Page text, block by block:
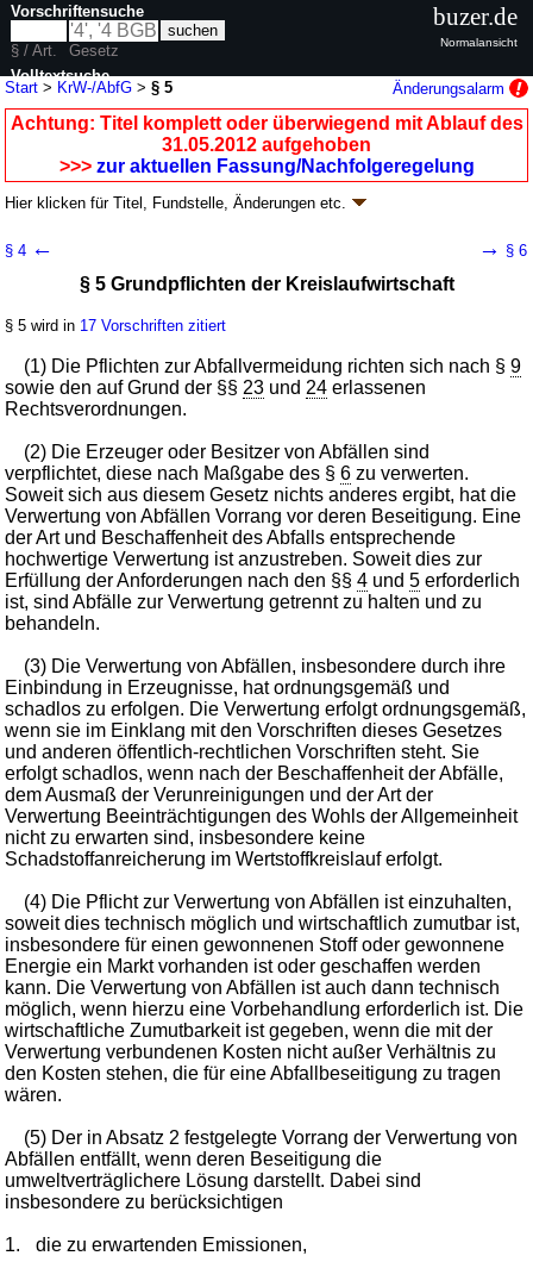
Start > KrW-/AbfG >§ 5 Änderungsalarm
Achtung: Titel komplett oder überwiegend mit Ablauf des
31.05.2012 aufgehoben
>>> zur aktuellen Fassung/Nachfolgeregelung
Hier klicken fürTitel, Fundstelle, Änderungen etc.
(KrW-/AbfG)
Artikel 1 G. v. 27.09.1994BGBl. I S. 2705; aufgehoben durchArtikel 6
Geltung ab 06.10.1996; FNA: 2129-27-2
wird in 150 Vorschriften zitiert
Zweiter Teil Grundsätze und Pflichten der Erzeuger und
§ 4 ← → § 6
§ 5 Grundpflichten der Kreislaufwirtschaft
§ 5 wird in 17 Vorschriften zitiert
(1) Die Pflichten zur Abfallvermeidung richten sich nach §9
sowie den auf Grund der §§ 23 und 24 erlassenen
Rechtsverordnungen.
(2) Die Erzeuger oder Besitzer von Abfällen sind
verpflichtet, diese nach Maßgabe des §6 zu verwerten.
Soweit sich aus diesem Gesetz nichts anderes ergibt, hat die
Verwertung von Abfällen Vorrang vor deren Beseitigung. Eine
der Art und Beschaffenheit des Abfalls entsprechende
hochwertige Verwertung ist anzustreben. Soweit dies zur
Erfüllung der Anforderungen nach den §§4 und5 erforderlich
ist, sind Abfälle zur Verwertung getrennt zu halten und zu
behandeln.
(3) Die Verwertung von Abfällen, insbesondere durch ihre
Einbindung in Erzeugnisse, hat ordnungsgemäß und
schadlos zu erfolgen. Die Verwertung erfolgt ordnungsgemäß,
wenn sie im Einklang mit den Vorschriften dieses Gesetzes
und anderen öffentlich-rechtlichen Vorschriften steht. Sie
erfolgt schadlos, wenn nach der Beschaffenheit der Abfälle,
dem Ausmaß der Verunreinigungen und der Art der
Verwertung Beeinträchtigungen des Wohls der Allgemeinheit
nicht zu erwarten sind, insbesondere keine
Schadstoffanreicherung im Wertstoffkreislauf erfolgt.
(4) Die Pflicht zur Verwertung von Abfällen ist einzuhalten,
soweit dies technisch möglich und wirtschaftlich zumutbar ist,
insbesondere für einen gewonnenen Stoff oder gewonnene
Energie ein Markt vorhanden ist oder geschaffen werden
kann. Die Verwertung von Abfällen ist auch dann technisch
möglich, wenn hierzu eine Vorbehandlung erforderlich ist. Die
wirtschaftliche Zumutbarkeit ist gegeben, wenn die mit der
Verwertung verbundenen Kosten nicht außer Verhältnis zu
den Kosten stehen, die für eine Abfallbeseitigung zu tragen
wären.
(5) Der in Absatz 2 festgelegte Vorrang der Verwertung von
Abfällen entfällt, wenn deren Beseitigung die
umweltverträglichere Lösung darstellt. Dabei sind
insbesondere zu berücksichtigen
1. die zu erwartenden Emissionen,
Vorschriftensuche
§ / Art.
Gesetz
Volltextsuche
nur in KrW-/AbfG
buzer.de
Normalansicht